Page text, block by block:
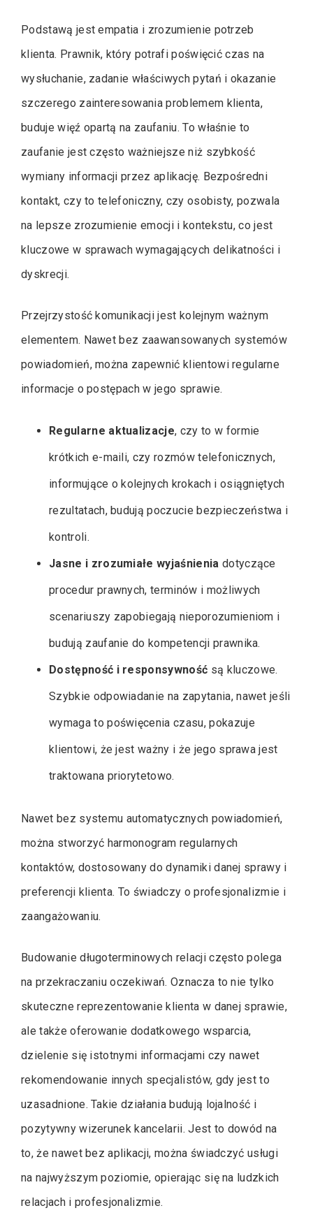
Podstawą jest empatia i zrozumienie potrzeb
klienta. Prawnik, który potrafi poświęcić czas na
wysłuchanie, zadanie właściwych pytań i okazanie
szczerego zainteresowania problemem klienta,
buduje więź opartą na zaufaniu. To właśnie to
zaufanie jest często ważniejsze niż szybkość
wymiany informacji przez aplikację. Bezpośredni
kontakt, czy to telefoniczny, czy osobisty, pozwala
na lepsze zrozumienie emocji i kontekstu, co jest
kluczowe w sprawach wymagających delikatności i
dyskrecji.
Przejrzystość komunikacji jest kolejnym ważnym
elementem. Nawet bez zaawansowanych systemów
powiadomień, można zapewnić klientowi regularne
informacje o postępach w jego sprawie.
Regularne aktualizacje, czy to w formie
krótkich e-maili, czy rozmów telefonicznych,
informujące o kolejnych krokach i osiągniętych
rezultatach, budują poczucie bezpieczeństwa i
kontroli.
Jasne i zrozumiałe wyjaśnienia dotyczące
procedur prawnych, terminów i możliwych
scenariuszy zapobiegają nieporozumieniom i
budują zaufanie do kompetencji prawnika.
Dostępność i responsywność są kluczowe.
Szybkie odpowiadanie na zapytania, nawet jeśli
wymaga to poświęcenia czasu, pokazuje
klientowi, że jest ważny i że jego sprawa jest
traktowana priorytetowo.
Nawet bez systemu automatycznych powiadomień,
można stworzyć harmonogram regularnych
kontaktów, dostosowany do dynamiki danej sprawy i
preferencji klienta. To świadczy o profesjonalizmie i
zaangażowaniu.
Budowanie długoterminowych relacji często polega
na przekraczaniu oczekiwań. Oznacza to nie tylko
skuteczne reprezentowanie klienta w danej sprawie,
ale także oferowanie dodatkowego wsparcia,
dzielenie się istotnymi informacjami czy nawet
rekomendowanie innych specjalistów, gdy jest to
uzasadnione. Takie działania budują lojalność i
pozytywny wizerunek kancelarii. Jest to dowód na
to, że nawet bez aplikacji, można świadczyć usługi
na najwyższym poziomie, opierając się na ludzkich
relacjach i profesjonalizmie.